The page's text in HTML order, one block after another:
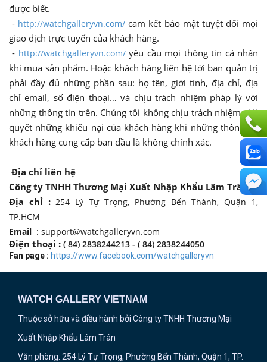
được biết.
- http://watchgalleryvn.com/ cam kết bảo mật tuyệt đối mọi
giao dịch trực tuyến của khách hàng.
- http://watchgalleryvn.com/yêu cầu mọi thông tin cá nhân
khi mua sản phẩm. Hoặc khách hàng liên hệ tới ban quản trị
phải đầy đủ những phần sau: họ tên, giới tính, địa chỉ, địa
chỉ email, số điện thoại… và chịu trách nhiệm pháp lý với
những thông tin trên. Chúng tôi không chịu trách nhiệm giải
quyết những khiếu nại của khách hàng khi những thông tin
khách hàng cung cấp ban đầu là không chính xác.
Địa chỉ liên hệ
Công ty TNHH Thương Mại Xuất Nhập Khẩu Lâm Trân
Địa chỉ : 254 Lý Tự Trọng, Phường Bến Thành, Quận 1,
TP.HCM
Email : support@watchgalleryvn.com
Điện thoại : ( 84) 2838244213 - ( 84) 2838244050
Fan page : https://www.facebook.com/watchgalleryvn
WATCH GALLERY VIETNAM
Thuộc sở hữu và điều hành bởi Công ty TNHH Thương Mại
Xuất Nhập Khẩu Lâm Trân
Văn phòng: 254 Lý Tự Trọng, Phường Bến Thành, Quận 1, TP.